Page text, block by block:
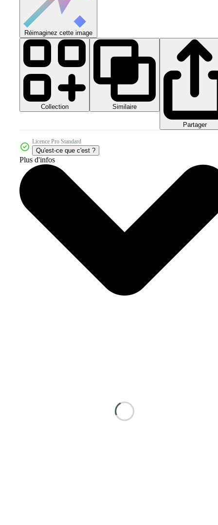
Réimaginez cette image
Collection Similaire
Partager
Licence Pro Standard
Qu'est-ce que c'est ?
Plus d'infos